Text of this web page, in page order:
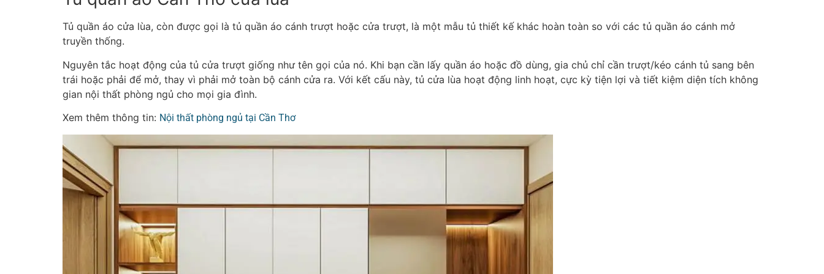
Tủ quần áo cửa lùa, còn được gọi là tủ quần áo cánh trượt hoặc cửa trượt, là một mẫu tủ thiết kế khác hoàn toàn so với các tủ quần áo cánh mở
truyền thống.
Nguyên tắc hoạt động của tủ cửa trượt giống như tên gọi của nó. Khi bạn cần lấy quần áo hoặc đồ dùng, gia chủ chỉ cần trượt/kéo cánh tủ sang bên
trái hoặc phải để mở, thay vì phải mở toàn bộ cánh cửa ra. Với kết cấu này, tủ cửa lùa hoạt động linh hoạt, cực kỳ tiện lợi và tiết kiệm diện tích không
gian nội thất phòng ngủ cho mọi gia đình.
Xem thêm thông tin: Nội thất phòng ngủ tại Cần Thơ